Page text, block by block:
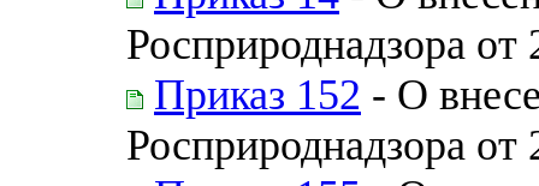
Росприроднадзора
Приказ 152 - О
Росприроднадзора